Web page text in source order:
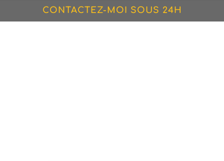
CONTACTEZ-MOI SOUS 24H